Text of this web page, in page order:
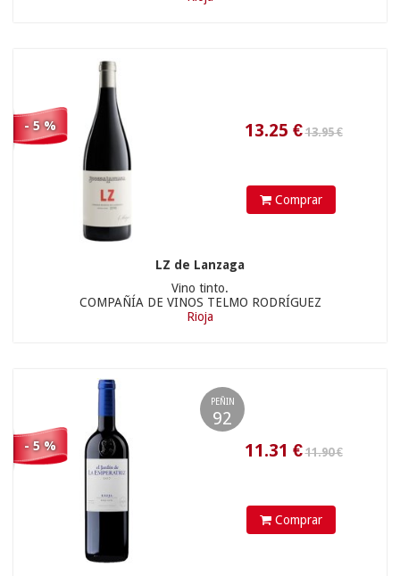
- 5 %
Comprar
LZ de Lanzaga
Vino tinto.
COMPAÑÍA DE VINOS TELMO RODRÍGUEZ
Rioja
- 5 %
PEÑIN
92
Comprar
10.35€
7.12